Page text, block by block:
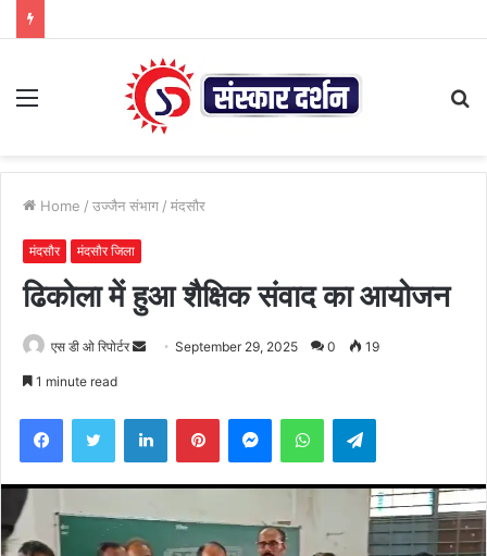
Menu
Home / उज्जैन संभाग / मंदसौर
मंदसौर मंदसौर जिला
ढिकोला में हुआ शैक्षिक संवाद का आयोजन
एस डी ओ रिपोर्टर
Send September 29, 2025 0 19
1 minute read
FacebookTwitter LinkedInPinterestMessengerWhatsAppTelegram